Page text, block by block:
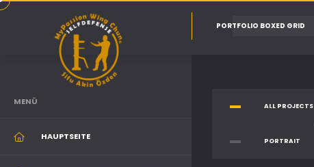
PORTFOLIO BOXED GRID
MENÜ
HAUPTSEITE
ALL PROJECTS
PORTRAIT